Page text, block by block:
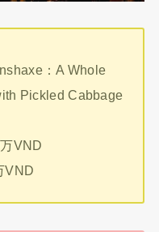
：A Whole
Pickled Cabbage
VND